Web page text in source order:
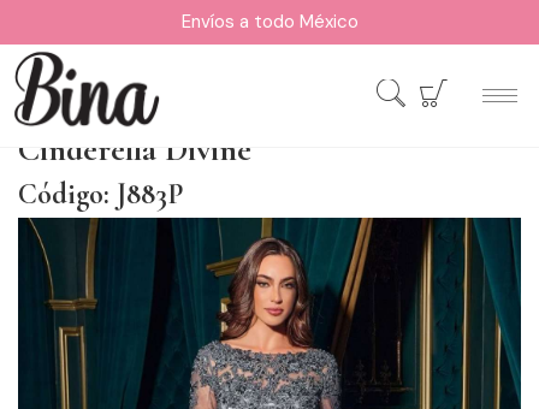
Envíos a todo México
Cinderella Divine
Código: J883P